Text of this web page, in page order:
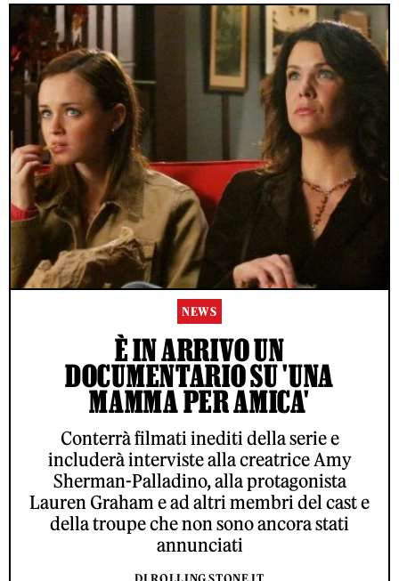
NEWS
È IN ARRIVO UN
DOCUMENTARIO SU 'UNA
MAMMA PER AMICA'
Conterrà filmati inediti della serie e
includerà interviste alla creatrice Amy
Sherman-Palladino, alla protagonista
Lauren Graham e ad altri membri del cast e
della troupe che non sono ancora stati
annunciati